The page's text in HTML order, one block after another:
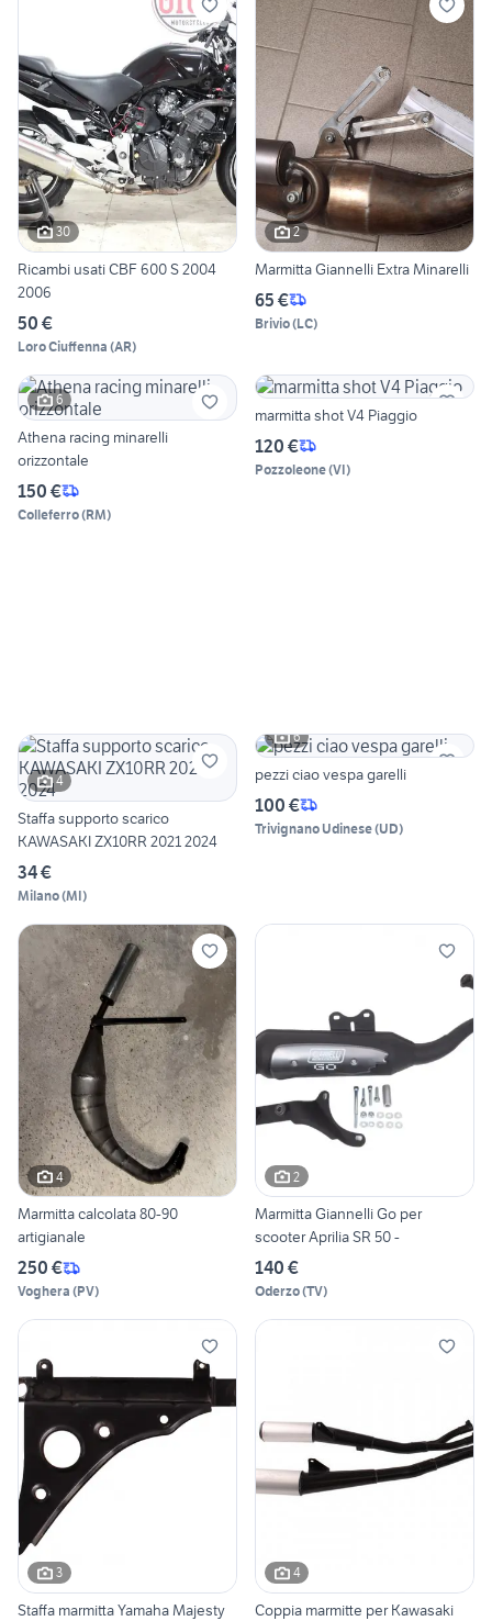
30
Ricambi usati CBF 600 S 2004
2006
50 €
Loro Ciuffenna (AR)
2
Marmitta Giannelli Extra Minarelli
65 €
Brivio(LC)
6
Athena racing minarelli
orizzontale
150 €
Colleferro(RM)
marmitta shot V4 Piaggio
120 €
Pozzoleone(VI)
4
Staffa supporto scarico
KAWASAKI ZX10RR 2021 2024
34 €
Milano(MI)
6
pezzi ciao vespa garelli
100 €
Trivignano Udinese(UD)
4
Marmitta calcolata 80-90
artigianale
250 €
Voghera (PV)
2
Marmitta Giannelli Go per
scooter Aprilia SR 50 -
140 €
Oderzo(TV)
3
Staffa marmitta Yamaha Majesty
4
Coppia marmitte per Kawasaki